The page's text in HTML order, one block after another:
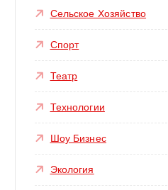
Сельское Хозяйство
Спорт
Театр
Технологии
Шоу Бизнес
Экология